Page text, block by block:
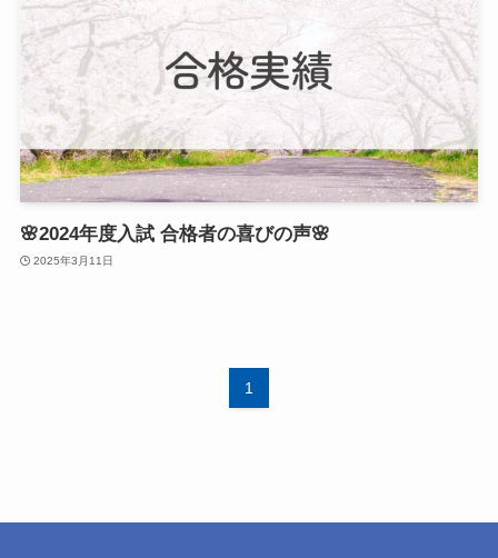
🌸2024年度入試 合格者の喜びの声🌸
2025年3月11日
1